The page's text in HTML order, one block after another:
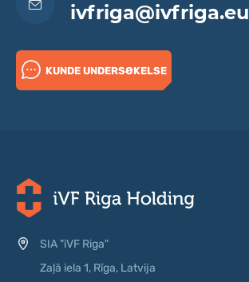
ivfriga@ivfriga.eu
KUNDE UNDERSØKELSE
SIA "iVF Riga"
Zaļā iela 1, Rīga, Latvija